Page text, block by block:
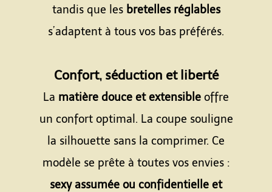
tandis que les bretelles réglables
s’adaptent à tous vos bas préférés.
Confort, séduction et liberté
La matière douce et extensible offre
un confort optimal. La coupe souligne
la silhouette sans la comprimer. Ce
modèle se prête à toutes vos envies :
sexy assumée ou confidentielle et